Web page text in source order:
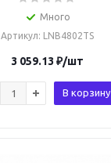
Много
Артикул: LNB4802TS
3 059.13 ₽/шт
В корзину